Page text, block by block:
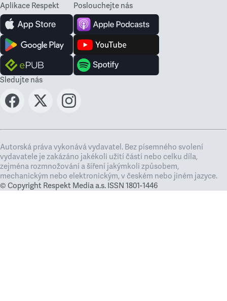
Aplikace Respekt Poslouchejte nás
Sledujte nás
Autorská práva vykonává vydavatel. Bez písemného svolení
vydavatele je zakázáno jakékoli užití částí nebo celku díla,
zejména rozmnožování a šíření jakýmkoli způsobem,
mechanickým nebo elektronickým, v českém nebo jiném jazyce.
© Copyright Respekt Media a.s. ISSN 1801-1446